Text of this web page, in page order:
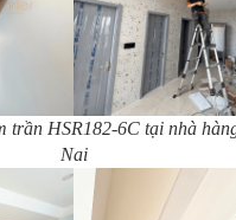
trần HSR182-6C tại nhà
Nai